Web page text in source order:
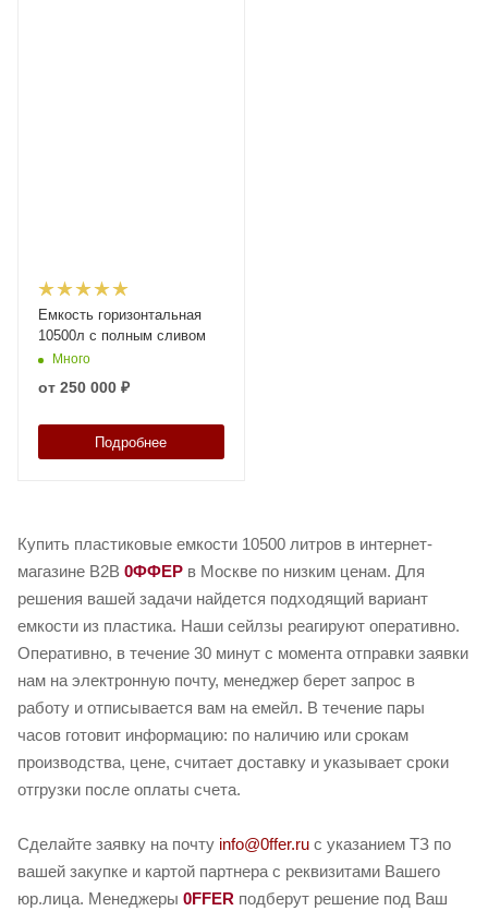
Емкость горизонтальная
10500л с полным сливом
Много
от 250 000 ₽
Подробнее
Купить пластиковые емкости 10500 литров в интернет-
магазине B2B 0ФФЕР в Москве по низким ценам. Для
решения вашей задачи найдется подходящий вариант
емкости из пластика. Наши сейлзы реагируют оперативно.
Оперативно, в течение 30 минут с момента отправки заявки
нам на электронную почту, менеджер берет запрос в
работу и отписывается вам на емейл. В течение пары
часов готовит информацию: по наличию или срокам
производства, цене, считает доставку и указывает сроки
отгрузки после оплаты счета.
Сделайте заявку на почту info@0ffer.ru с указанием ТЗ по
вашей закупке и картой партнера с реквизитами Вашего
юр.лица. Менеджеры 0FFER подберут решение под Ваш